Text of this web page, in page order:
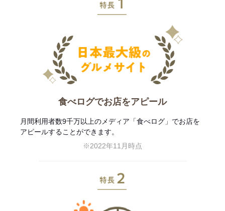
食べログでお店をアピール
月間利用者数9千万以上のメディア「食べログ」でお店を
アピールすることができます。
※2022年11月時点